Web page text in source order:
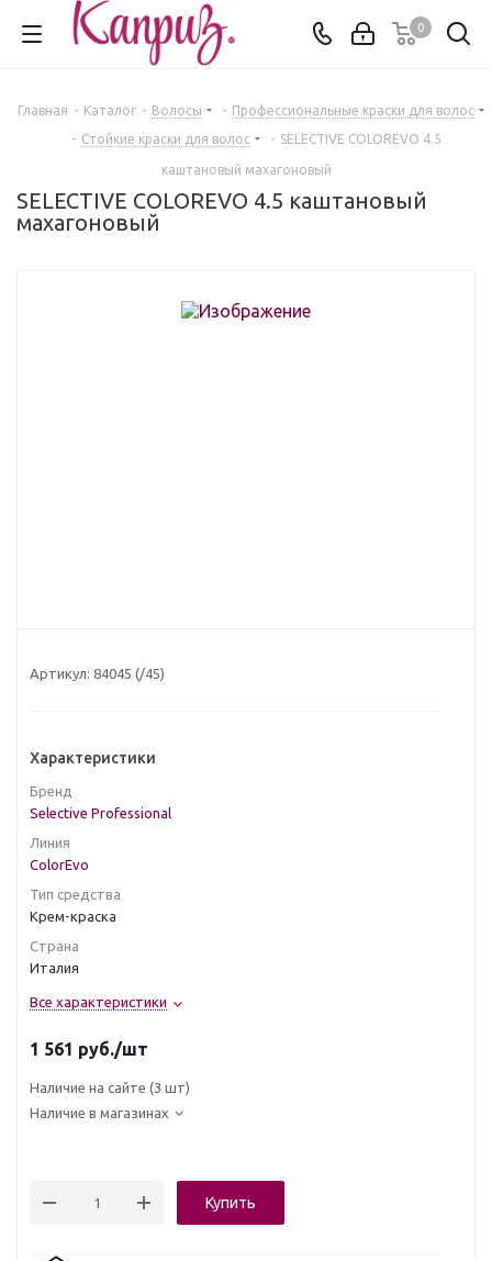
0
Главная - Каталог - Волосы - Профессиональные краски для волос
- Стойкие краски для волос - SELECTIVE COLOREVO 4.5
каштановый махагоновый
SELECTIVE COLOREVO 4.5 каштановый
махагоновый
Артикул: 84045 (/45)
Характеристики
Бренд
Selective Professional
Линия
ColorEvo
Тип средства
Крем-краска
Страна
Италия
Все характеристики
1 561 руб./шт
Наличие на сайте (3 шт)
Наличие в магазинах
Купить